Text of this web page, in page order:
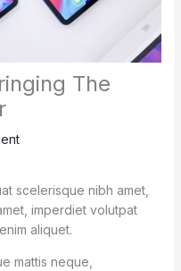
The
scelerisque nibh amet,
imperdiet volutpat
aliquet.
mattis neque,